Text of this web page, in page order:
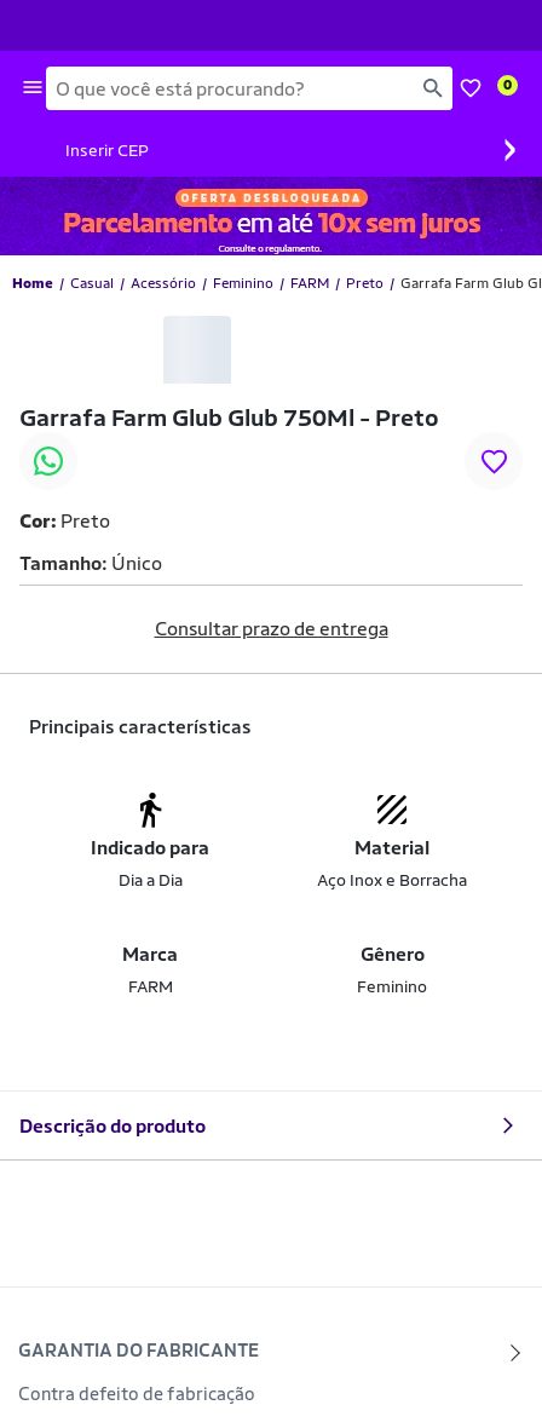
Busca 0
Inserir CEP ›
Home Casual Acessório Feminino FARM Preto Garrafa Farm Glub
Garrafa Farm Glub Glub 750Ml - Preto
-38% OFF
Cor: Preto
Tamanho Único
Consultar prazo de entrega
Principais características
Indicado para
Dia a Dia
Material
Aço Inox e Borracha
Marca
FARM
Gênero
Feminino
Descrição do produto
GARANTIA DO FABRICANTE
Contra defeito de fabricação